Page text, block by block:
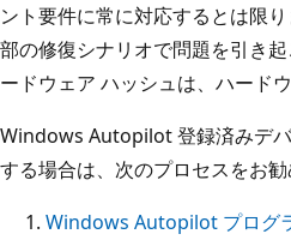
ント要件に常に対応するとは限
部の修復シナリオで問題を引き
ードウェア ハッシュは、ハード
Windows Autopilot 登録済みデ
する場合は、次のプロセスをお勧
Windows Autopilot プログ